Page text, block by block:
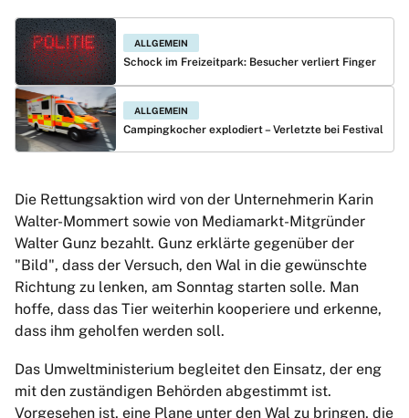
ALLGEMEIN
Schock im Freizeitpark: Besucher verliert Finger
ALLGEMEIN
Campingkocher explodiert – Verletzte bei Festival
Die Rettungsaktion wird von der Unternehmerin Karin
Walter-Mommert sowie von Mediamarkt-Mitgründer
Walter Gunz bezahlt. Gunz erklärte gegenüber der
"Bild", dass der Versuch, den Wal in die gewünschte
Richtung zu lenken, am Sonntag starten solle. Man
hoffe, dass das Tier weiterhin kooperiere und erkenne,
dass ihm geholfen werden soll.
Das Umweltministerium begleitet den Einsatz, der eng
mit den zuständigen Behörden abgestimmt ist.
Vorgesehen ist, eine Plane unter den Wal zu bringen, die